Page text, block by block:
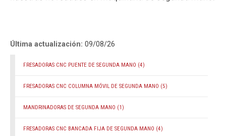
Última actualización: 09/08/26
FRESADORAS CNC PUENTE DE SEGUNDA MANO (4)
FRESADORAS CNC COLUMNA MÓVIL DE SEGUNDA MANO (5)
MANDRINADORAS DE SEGUNDA MANO (1)
FRESADORAS CNC BANCADA FIJA DE SEGUNDA MANO (4)